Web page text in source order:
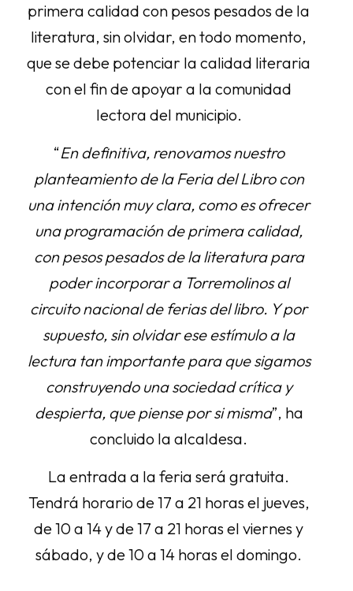
primera calidad con pesos pesados de la
literatura, sin olvidar, en todo momento,
que se debe potenciar la calidad literaria
con el fin de apoyar a la comunidad
lectora del municipio.
“En definitiva, renovamos nuestro
planteamiento de la Feria del Libro con
una intención muy clara, como es ofrecer
una programación de primera calidad,
con pesos pesados de la literatura para
poder incorporar a Torremolinos al
circuito nacional de ferias del libro. Y por
supuesto, sin olvidar ese estímulo a la
lectura tan importante para que sigamos
construyendo una sociedad crítica y
despierta, que piense por si misma”, ha
concluido la alcaldesa.
La entrada a la feria será gratuita.
Tendrá horario de 17 a 21 horas el jueves,
de 10 a 14 y de 17 a 21 horas el viernes y
sábado, y de 10 a 14 horas el domingo.